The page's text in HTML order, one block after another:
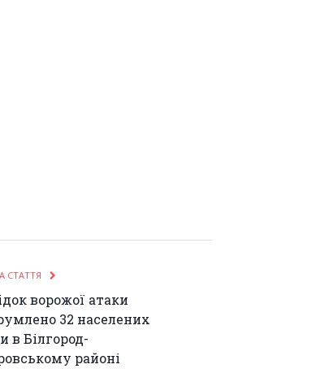
СТАТТЯ
ворожої атаки
32 населених
в Білгород-
районі